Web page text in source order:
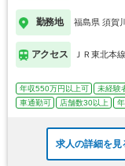
勤務地 福島県 須賀
アクセス ＪＲ東北本
年収550万円以上可 未経験
車通勤可
店舗数30以上
求人の詳細を見